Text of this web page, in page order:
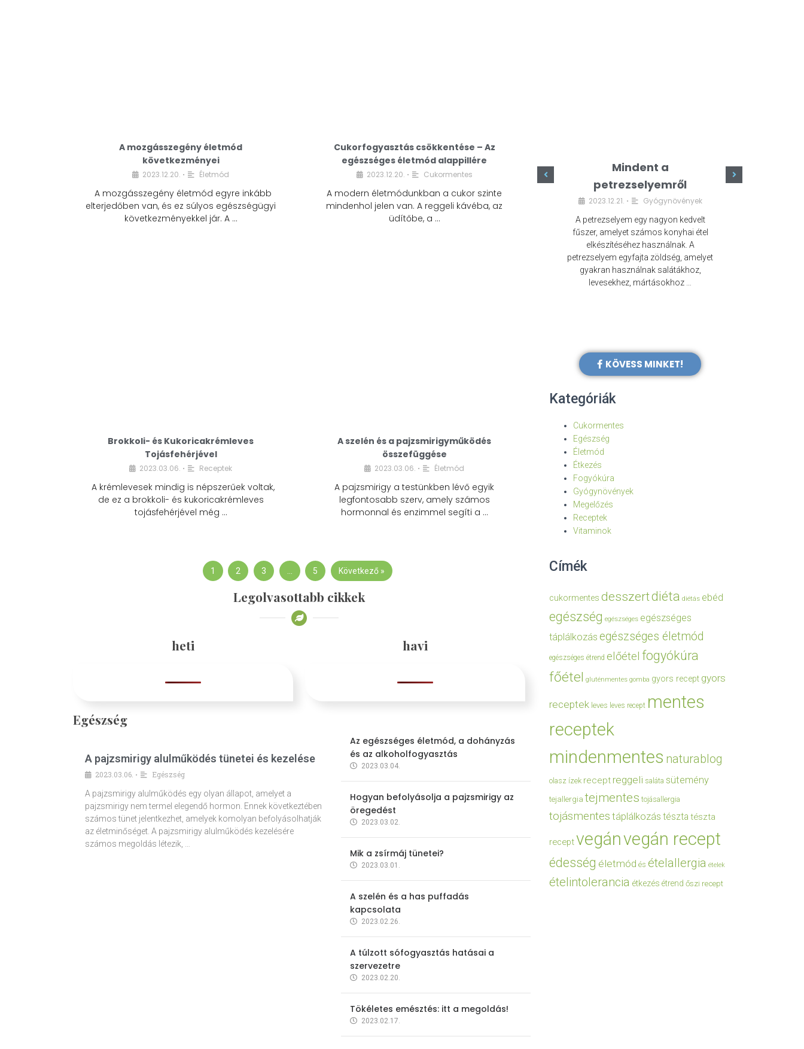
A mozgásszegény életmód
következményei
2023.12.20. • Életmód
A mozgásszegény életmód egyre inkább
elterjedőben van, és ez súlyos egészségügyi
következményekkel jár. A …
Cukorfogyasztás csökkentése – Az
egészséges életmód alappillére
2023.12.20. • Cukormentes
A modern életmódunkban a cukor szinte
mindenhol jelen van. A reggeli kávéba, az
üdítőbe, a …
Brokkoli- és Kukoricakrémleves
Tojásfehérjével
2023.03.06. • Receptek
A krémlevesek mindig is népszerűek voltak,
de ez a brokkoli- és kukoricakrémleves
tojásfehérjével még …
A szelén és a pajzsmirigyműködés
összefüggése
2023.03.06. • Életmód
A pajzsmirigy a testünkben lévő egyik
legfontosabb szerv, amely számos
hormonnal és enzimmel segíti a …
1 2 3 5 Következő »
Legolvasottabb cikkek
heti havi
Egészség
A pajzsmirigy alulműködés tünetei és kezelése
2023.03.06. •
Egészség
A pajzsmirigy alulműködés egy olyan állapot, amelyet a
pajzsmirigy nem termel elegendő hormon. Ennek következtében
számos tünet jelentkezhet, amelyek komolyan befolyásolhatják
az életminőséget. A pajzsmirigy alulműködés kezelésére
számos megoldás létezik, …
Az egészséges életmód, a dohányzás
és az alkoholfogyasztás
2023.03.04.
Hogyan befolyásolja a pajzsmirigy az
öregedést
2023.03.02.
Mik a zsírmáj tünetei?
2023.03.01.
A szelén és a has puffadás
kapcsolata
2023.02.26.
A túlzott sófogyasztás hatásai a
szervezetre
2023.02.20.
Tökéletes emésztés: itt a megoldás!
2023.02.17.
Cukorfogyasztás
egészséges életmód
alappillére
Mindent a
petrezselyemről
2023.12.21. • Gyógynövények
A petrezselyem egy nagyon kedvelt
fűszer, amelyet számos konyhai étel
elkészítéséhez használnak. A
petrezselyem egyfajta zöldség, amelyet
gyakran használnak salátákhoz,
levesekhez, mártásokhoz …
KÖVESS MINKET!
Kategóriák
Cukormentes
Egészség
Életmód
Étkezés
Fogyókúra
Gyógynövények
Megelőzés
Receptek
Vitaminok
Címék
cukormentes desszertdiéta diétás ebéd
egészség egészséges egészséges
táplálkozás egészséges életmód
egészséges étrend előétel fogyókúra
főétel gluténmentes gomba gyors recept gyors
receptek leves leves recept mentes
receptek
mindenmentes naturablog
olasz ízek recept reggeli saláta sütemény
tejallergia tejmentes tojásallergia
tojásmentes táplálkozás tészta tészta
receptvegánvegán recept
édesség életmód és ételallergia ételek
ételintolerancia étkezés étrend őszi recept